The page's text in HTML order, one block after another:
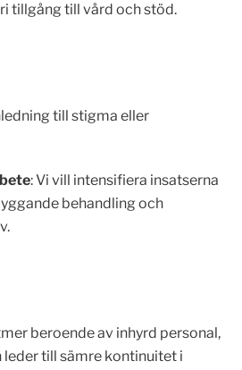
tillgång till vård och stöd.
till stigma eller
: Vi vill intensifiera insatserna
behandling och
beroende av inhyrd personal,
till sämre kontinuitet i